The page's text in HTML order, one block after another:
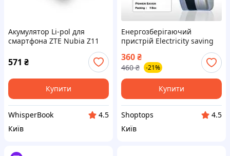
Акумулятор Li-pol для
смартфона ZTE Nubia Z11
портативного пристрою
енергозберігаюча
571 ₴
Купити
WhisperBook
4.5
Київ
Енергозберігаючий
пристрій Electricity saving
360₴
460 ₴ -21%
Купити
Shoptops
4.5
Київ